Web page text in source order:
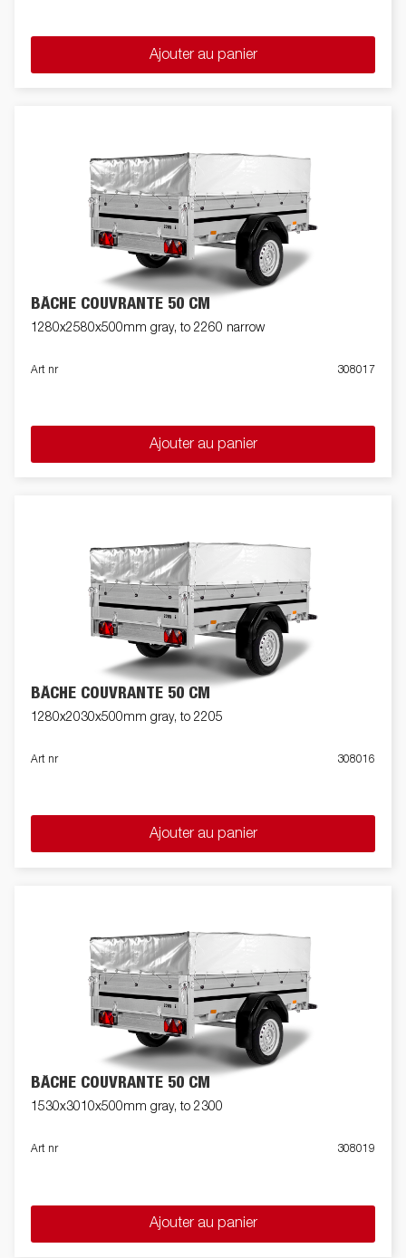
Ajouter au panier
BÂCHE COUVRANTE 50 CM
1280x2580x500mm gray, to 2260 narrow
Art nr 308017
Ajouter au panier
BÂCHE COUVRANTE 50 CM
1280x2030x500mm gray, to 2205
Art nr 308016
Ajouter au panier
BÂCHE COUVRANTE 50 CM
1530x3010x500mm gray, to 2300
Art nr 308019
Ajouter au panier